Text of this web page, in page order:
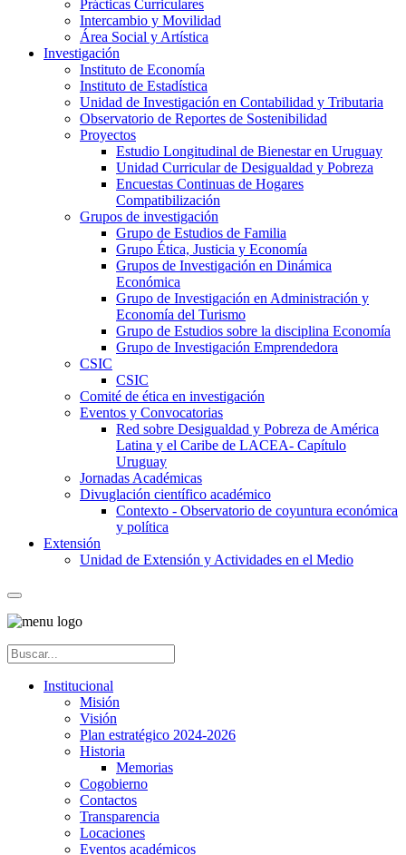
Prácticas Curriculares
Intercambio y Movilidad
Área Social y Artística
Investigación
Instituto de Economía
Instituto de Estadística
Unidad de Investigación en Contabilidad y Tributaria
Observatorio de Reportes de Sostenibilidad
Proyectos
Estudio Longitudinal de Bienestar en Uruguay
Unidad Curricular de Desigualdad y Pobreza
Encuestas Continuas de Hogares
Compatibilización
Grupos de investigación
Grupo de Estudios de Familia
Grupo Ética, Justicia y Economía
Grupos de Investigación en Dinámica
Económica
Grupo de Investigación en Administración y
Economía del Turismo
Grupo de Estudios sobre la disciplina Economía
Grupo de Investigación Emprendedora
CSIC
CSIC
Comité de ética en investigación
Eventos y Convocatorias
Red sobre Desigualdad y Pobreza de América
Latina y el Caribe de LACEA- Capítulo
Uruguay
Jornadas Académicas
Divuglación científico académico
Contexto - Observatorio de coyuntura económica
y política
Extensión
Unidad de Extensión y Actividades en el Medio
Institucional
Misión
Visión
Plan estratégico 2024-2026
Historia
Memorias
Cogobierno
Contactos
Transparencia
Locaciones
Eventos académicos